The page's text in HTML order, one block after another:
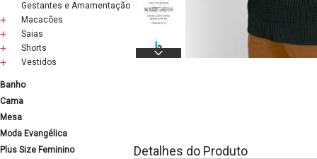
Gestantes e Amamentação
Macacões
Saias
Shorts
Vestidos
Banho
Cama
Mesa
Moda Evangélica
Plus Size Feminino
Detalhes do Produto